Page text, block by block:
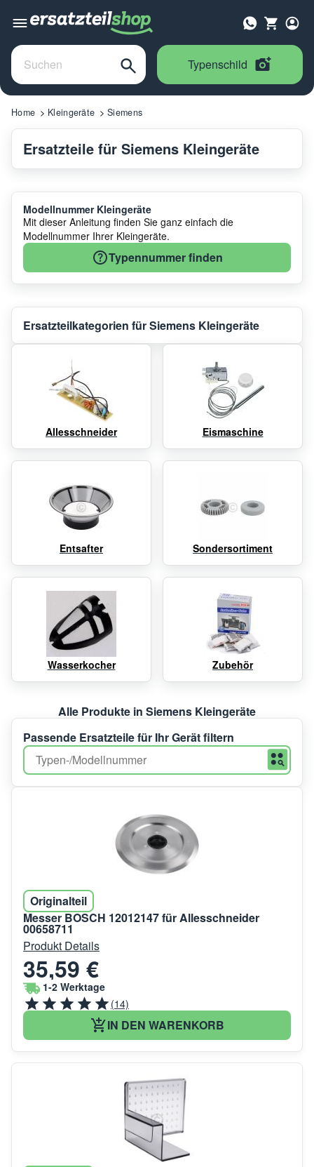
Typenschild
Home Kleingeräte Siemens
Ersatzteile für Siemens Kleingeräte
Modellnummer Kleingeräte
Mit dieser Anleitung finden Sie ganz einfach die
Modellnummer Ihrer Kleingeräte.
Typennummer finden
Ersatzteilkategorien für Siemens Kleingeräte
Allesschneider Eismaschine
Entsafter Sondersortiment
Wasserkocher Zubehör
Alle Produkte in Siemens Kleingeräte
Passende Ersatzteile für Ihr Gerät filtern
Originalteil
Messer BOSCH 12012147 für Allesschneider
00658711
Produkt Details
35,59 €
1-2 Werktage
(14)
IN DEN WARENKORB